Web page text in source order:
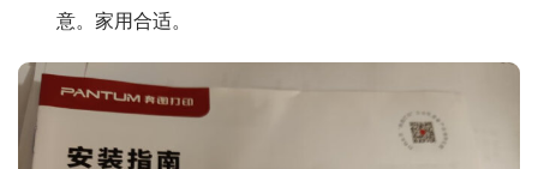
意。家用合适。